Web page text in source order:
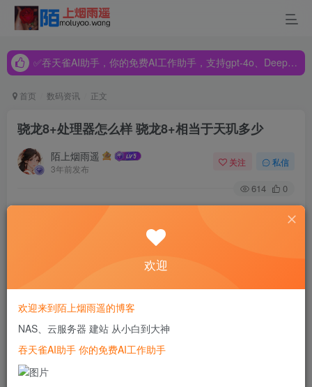
✅吞天雀AI助手，你的免费AI工作助手，支持gpt-4o、DeepSeek、Claude🔥🔥🔥🔥
✅吞天雀AI助手，你的免费AI工作助手，支持gpt-4o、DeepSeek、Claude🔥🔥🔥🔥
首页 数码资讯 正文
骁龙8+处理器怎么样 骁龙8+相当于天玑多少
陌上烟雨遥
3年前发布
关注 私信
614 0
骁龙8+可是一款可以为小伙伴们带来强悍性能体验感受的处
理器哦，那么这款处理器到底是有着什么样子的性能表现
骁龙8+相当于天玑多少？
高通骁龙 8 + 现身 GeekBench 单核成绩为 1311，多核成绩
为 4070。
与骁龙 8 相比，骁龙 8 + 的单核和多核成绩均有所提升，与
欢迎
欢迎来到陌上烟雨遥的博客
NAS、云服务器 建站 从小白到大神
吞天雀AI助手 你的免费AI工作助手